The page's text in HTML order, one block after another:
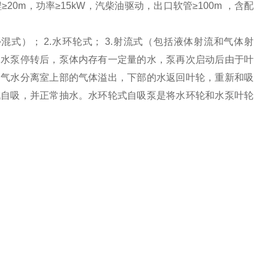
，功率≥15kW，汽柴油驱动，出口软管≥100m ，含配
式）； 2.水环轮式； 3.射流式（包括液体射流和气体射
泵停转后，泵体内存有一定量的水，泵再次启动后由于叶
水分离室上部的气体溢出，下部的水返回叶轮，重新和吸
吸，并正常抽水。水环轮式自吸泵是将水环轮和水泵叶轮